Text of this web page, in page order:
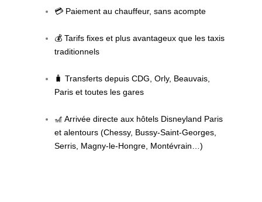
💳 Paiement au chauffeur, sans acompte
💰 Tarifs fixes et plus avantageux que les taxis
traditionnels
🧳 Transferts depuis CDG, Orly, Beauvais,
Paris et toutes les gares
🎢 Arrivée directe aux hôtels Disneyland Paris
et alentours (Chessy, Bussy-Saint-Georges,
Serris, Magny-le-Hongre, Montévrain…)